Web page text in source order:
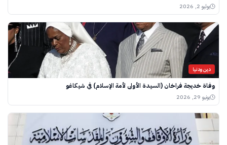
يوليو 2, 2026
دين ودنيا
وفاة خديجة فراخان (السيدة الأولى لأمة الإسلام) في شيكاغو
يونيو 29, 2026